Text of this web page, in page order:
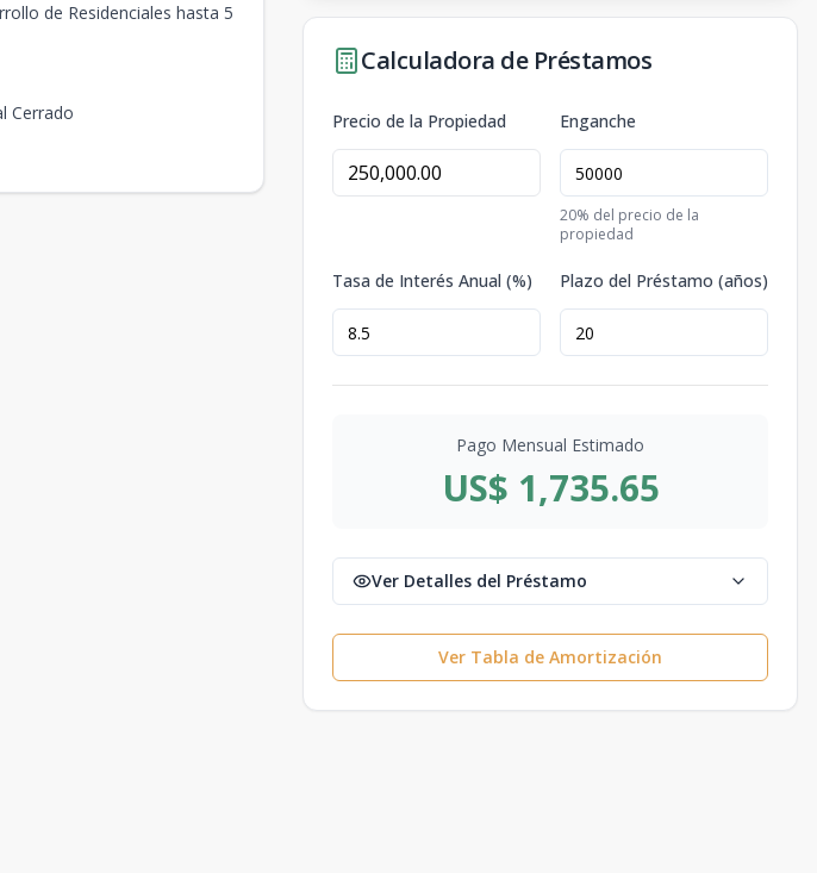
de Residenciales hasta 5
Cerrado
Calculadora de Préstamos
Precio de la Propiedad Enganche
20% del precio de la
propiedad
Tasa de Interés Anual (%) Plazo del Préstamo (años)
Pago Mensual Estimado
US$ 1,735.65
Ver Detalles del Préstamo
Ver Tabla de Amortización